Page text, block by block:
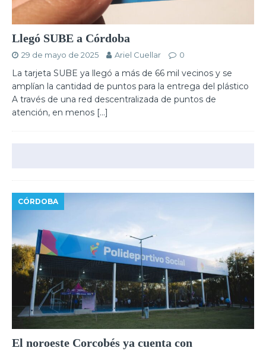
Llegó SUBE a Córdoba
29 de mayo de 2025 Ariel Cuellar 0
La tarjeta SUBE ya llegó a más de 66 mil vecinos y se
amplían la cantidad de puntos para la entrega del plástico
A través de una red descentralizada de puntos de
atención, en menos […]
CÓRDOBA
El noroeste Corcobés ya cuenta con